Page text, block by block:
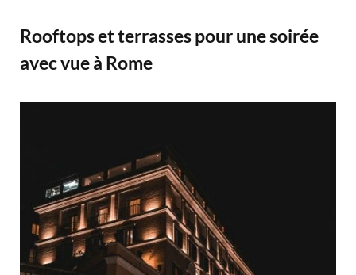
Rooftops et terrasses pour une soirée
avec vue à Rome